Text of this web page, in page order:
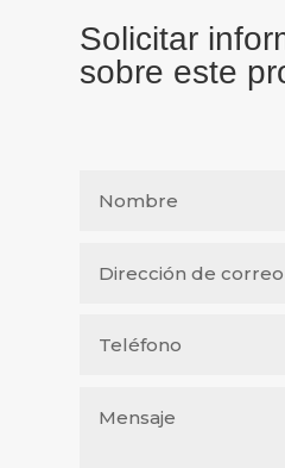
Solicitar
sobre este